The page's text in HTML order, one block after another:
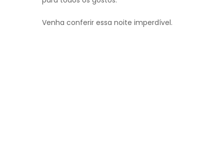
Venha conferir essa noite imperdível.